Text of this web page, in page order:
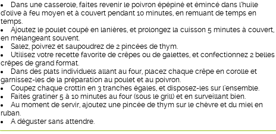
Dans une casserole, faites revenir le poivron épépiné et émincé dans l’huile
d’olive à feu moyen et à couvert pendant 10 minutes, en remuant de temps en
temps.
Ajoutez le poulet coupé en lanières, et prolongez la cuisson 5 minutes à couvert,
en mélangeant souvent.
Salez, poivrez et saupoudrez de 2 pincées de thym.
Utilisez votre recette favorite de crêpes ou de galettes, et confectionnez 2 belles
crêpes de grand format.
Dans des plats individuels allant au four, placez chaque crêpe en corolle et
garnissez-les de la préparation au poulet et au poivron.
Coupez chaque crottin en 3 tranches égales, et disposez-les sur l’ensemble.
Faites gratiner 5 à 10 minutes au four (sous le grill) et en surveillant bien.
Au moment de servir, ajoutez une pincée de thym sur le chèvre et du miel en
ruban.
A déguster sans attendre.